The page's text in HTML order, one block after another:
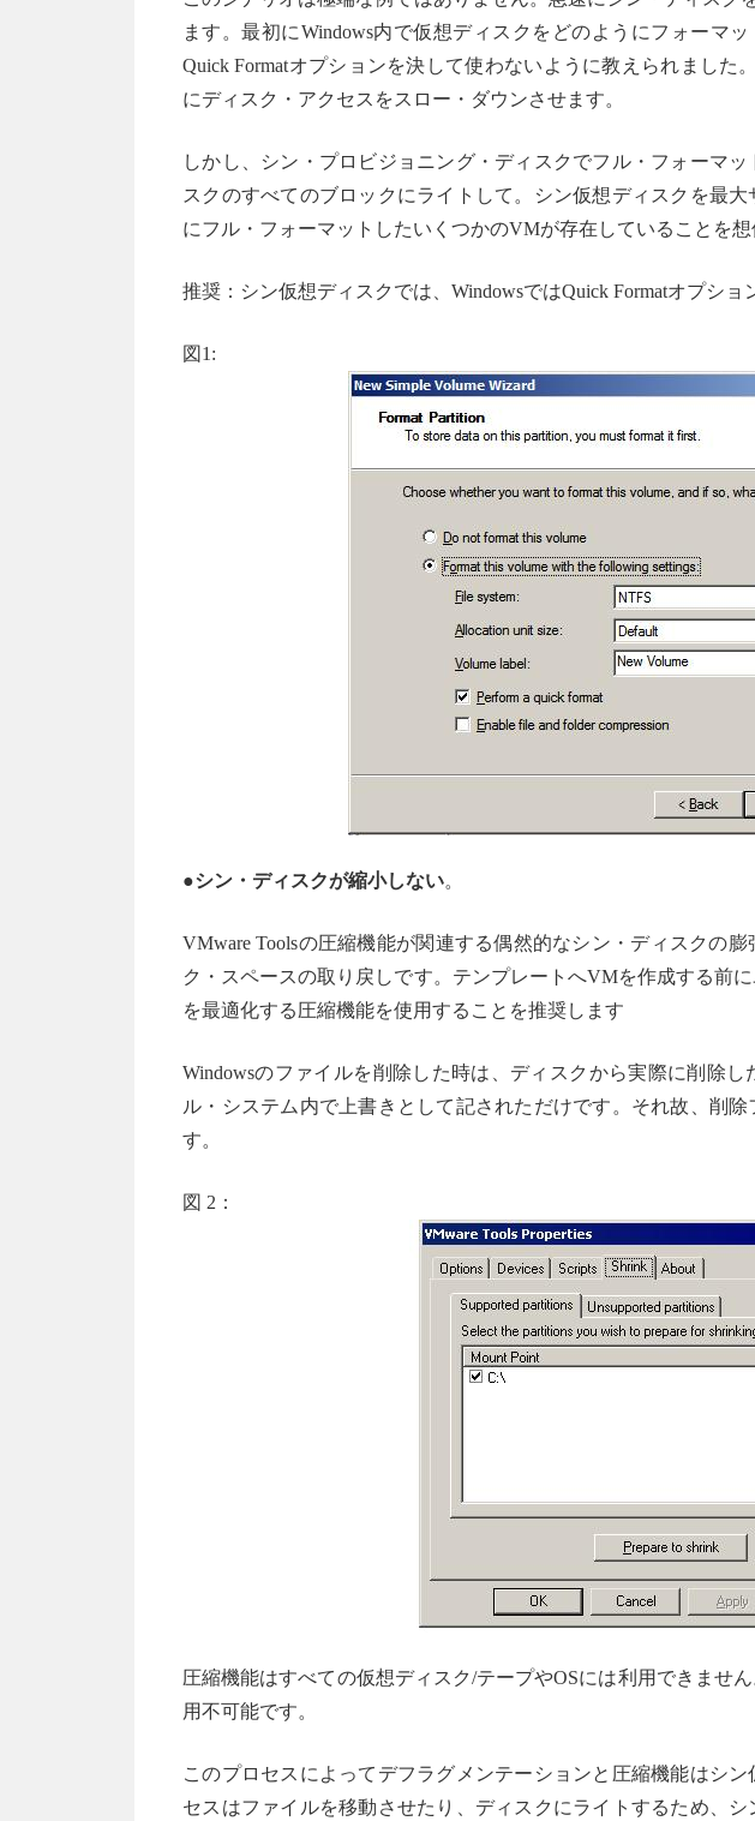
ます。最初にWindows内で仮想ディスクをどのようにフォーマ
Quick Formatオプションを決して使わないように教えられました
にディスク・アクセスをスロー・ダウンさせます。
しかし、シン・プロビジョニング・ディスクでフル・フォーマ
スクのすべてのブロックにライトして。シン仮想ディスクを最
にフル・フォーマットしたいくつかのVMが存在していることを想
推奨：シン仮想ディスクでは、WindowsではQuick Formatオプショ
図1:
●シン・ディスクが縮小しない。
VMware Toolsの圧縮機能が関連する偶然的なシン・ディスクの
ク・スペースの取り戻しです。テンプレートへVMを作成する前
を最適化する圧縮機能を使用することを推奨します
Windowsのファイルを削除した時は、ディスクから実際に削除
ル・システム内で上書きとして記されただけです。それ故、削
す。
図 2：
圧縮機能はすべての仮想ディスク/テープやOSには利用できませ
用不可能です。
このプロセスによってデフラグメンテーションと圧縮機能はシ
セスはファイルを移動させたり、ディスクにライトするため、